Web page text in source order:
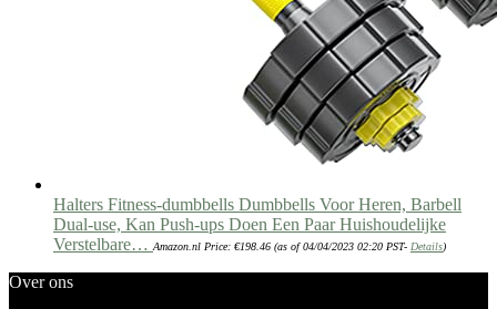
Halters Fitness-dumbbells Dumbbells Voor Heren, Barbell
Dual-use, Kan Push-ups Doen Een Paar Huishoudelijke
Verstelbare… Amazon.nl Price: €198.46 (as of 04/04/2023 02:20 PST- Details)
Over ons